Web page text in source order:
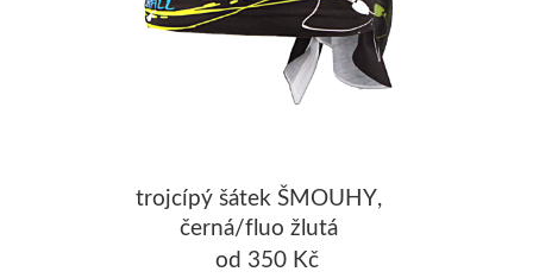
trojcípý šátek ŠMOUHY,
černá/fluo žlutá
od 350 Kč